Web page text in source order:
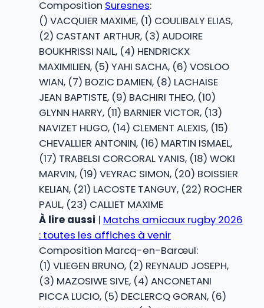
Composition Suresnes:
() VACQUIER MAXIME, (1) COULIBALY ELIAS,
(2) CASTANT ARTHUR, (3) AUDOIRE
BOUKHRISSI NAIL, (4) HENDRICKX
MAXIMILIEN, (5) YAHI SACHA, (6) VOSLOO
WIAN, (7) BOZIC DAMIEN, (8) LACHAISE
JEAN BAPTISTE, (9) BACHIRI THEO, (10)
GLYNN HARRY, (11) BARNIER VICTOR, (13)
NAVIZET HUGO, (14) CLEMENT ALEXIS, (15)
CHEVALLIER ANTONIN, (16) MARTIN ISMAEL,
(17) TRABELSI CORCORAL YANIS, (18) WOKI
MARVIN, (19) VEYRAC SIMON, (20) BOISSIER
KELIAN, (21) LACOSTE TANGUY, (22) ROCHER
PAUL, (23) CALLIET MAXIME
À lire aussi | Matchs amicaux rugby 2026
: toutes les affiches à venir
Composition Marcq-en-Barœul:
(1) VLIEGEN BRUNO, (2) REYNAUD JOSEPH,
(3) MAZOSIWE SIVE, (4) ANCONETANI
PICCA LUCIO, (5) DECLERCQ GORAN, (6)